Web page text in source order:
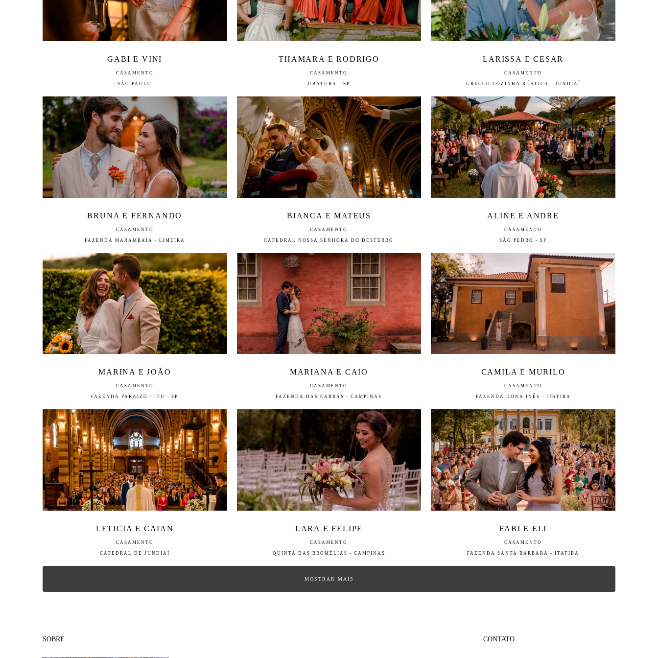
GABI E VINI
CASAMENTO
SÃO PAULO
THAMARA E RODRIGO
CASAMENTO
UBATUBA - SP
LARISSA E CESAR
CASAMENTO
GRECCO COZINHA RÚSTICA - JUNDIAÍ
BRUNA E FERNANDO
CASAMENTO
FAZENDA MARAMBAIA - LIMEIRA
BIANCA E MATEUS
CASAMENTO
CATEDRAL NOSSA SENHORA DO DESTERRO
ALINE E ANDRE
CASAMENTO
SÃO PEDRO - SP
MARINA E JOÃO
CASAMENTO
FAZENDA PARAIZO - ITU - SP
MARIANA E CAIO
CASAMENTO
FAZENDA DAS CABRAS - CAMPINAS
CAMILA E MURILO
CASAMENTO
FAZENDA DONA INÊS - ITATIBA
LETICIA E CAIAN
CASAMENTO
CATEDRAL DE JUNDIAÍ
LARA E FELIPE
CASAMENTO
QUINTA DAS BROMÉLIAS - CAMPINAS
FABI E ELI
CASAMENTO
FAZENDA SANTA BARBARA - ITATIBA
MOSTRAR MAIS
SOBRE CONTATO